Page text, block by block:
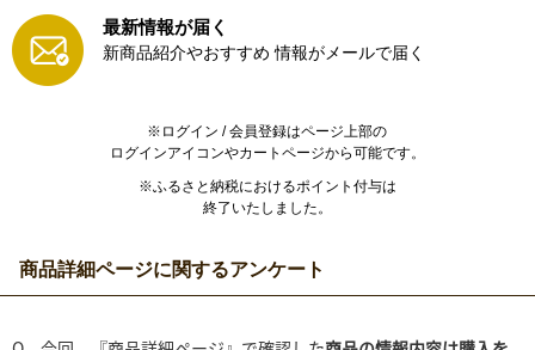
最新情報が届く
新商品紹介やおすすめ 情報がメールで届く
※ログイン / 会員登録はページ上部の
ログインアイコンやカートページから可能です。
※ふるさと納税におけるポイント付与は
終了いたしました。
商品詳細ページに関するアンケート